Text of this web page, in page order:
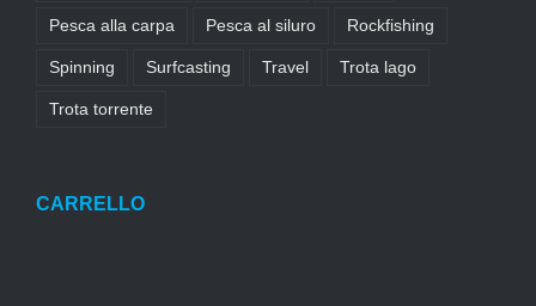
Pesca alla carpa Pesca al siluro Rockfishing
Spinning Surfcasting Travel Trota lago
Trota torrente
CARRELLO